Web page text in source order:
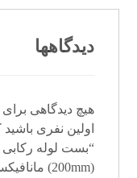
دیدگاهها
هیچ دیدگاهی
اولین نفری
(200mm) مانافیکس MANAFIX”